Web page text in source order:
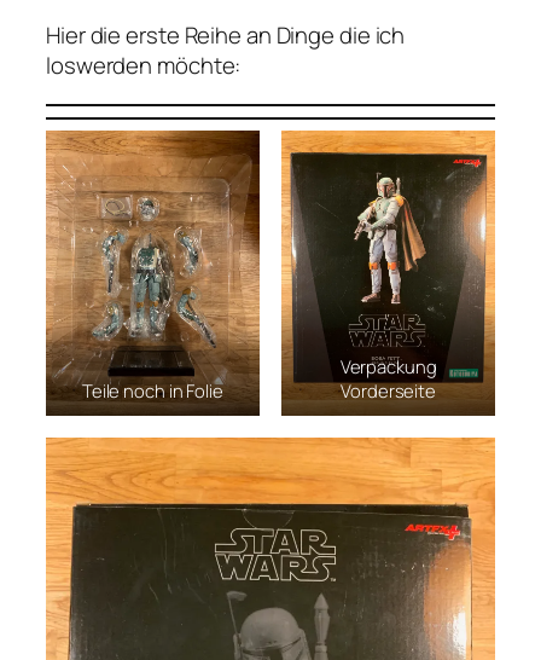
Hier die erste Reihe an Dinge die ich
loswerden möchte:
Teile noch in Folie
Verpackung
Vorderseite